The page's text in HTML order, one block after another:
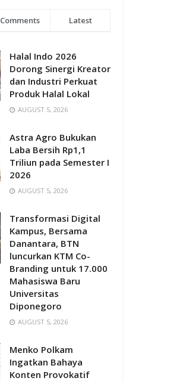
Comments Latest
Halal Indo 2026
Dorong Sinergi Kreator
dan Industri Perkuat
Produk Halal Lokal
AUGUST 5, 2026
Astra Agro Bukukan
Laba Bersih Rp1,1
Triliun pada Semester I
2026
AUGUST 5, 2026
Transformasi Digital
Kampus, Bersama
Danantara, BTN
luncurkan KTM Co-
Branding untuk 17.000
Mahasiswa Baru
Universitas
Diponegoro
AUGUST 5, 2026
Menko Polkam
Ingatkan Bahaya
Konten Provokatif